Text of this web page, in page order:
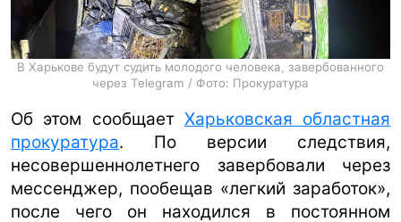
В Харькове будут судить молодого человека, завербованного
через Telegram / Фото: Прокуратура
Об этом сообщает Харьковская областная
прокуратура. По версии следствия,
несовершеннолетнего завербовали через
мессенджер, пообещав «легкий заработок»,
после чего он находился в постоянном